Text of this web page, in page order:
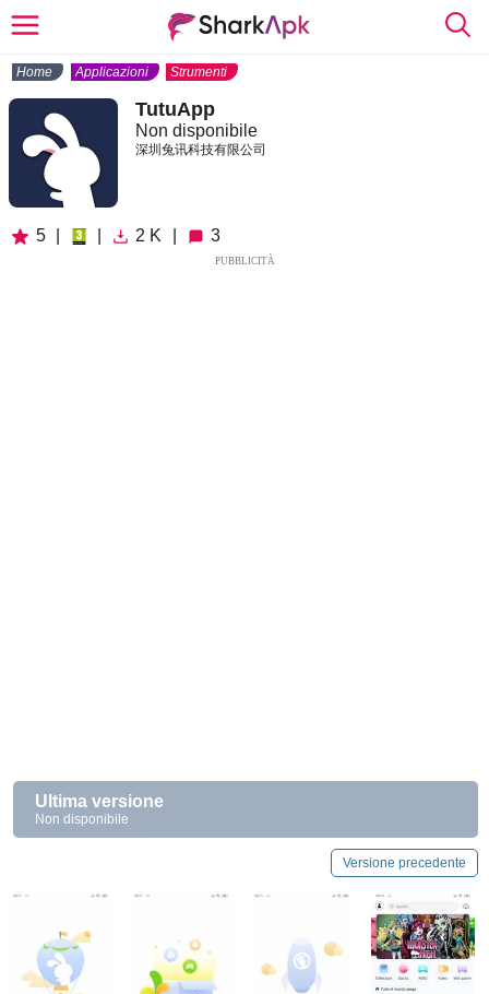
Home Applicazioni Strumenti
TutuApp
Non disponibile
深圳兔讯科技有限公司
5 2 K 3
PUBBLICITÀ
Ultima versione
Non disponibile
Versione precedente